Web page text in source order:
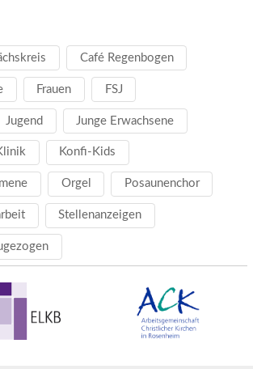
Café Regenbogen
Frauen FSJ
Jugend Junge Erwachsene
Konfi-Kids
Orgel Posaunenchor
Stellenanzeigen